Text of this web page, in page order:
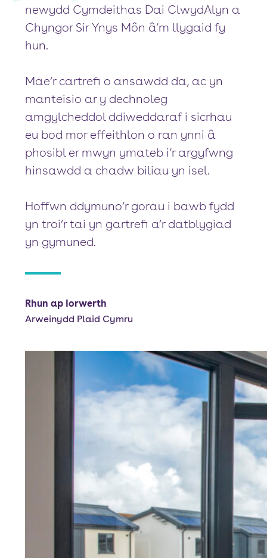
newydd Cymdeithas Dai ClwydAlyn a
Chyngor Sir Ynys Môn â’m llygaid fy
hun.
Mae’r cartrefi o ansawdd da, ac yn
manteisio ar y dechnoleg
amgylcheddol ddiweddaraf i sicrhau
eu bod mor effeithlon o ran ynni â
phosibl er mwyn ymateb i’r argyfwng
hinsawdd a chadw biliau yn isel.
Hoffwn ddymuno’r gorau i bawb fydd
yn troi’r tai yn gartrefi a’r datblygiad
yn gymuned.
Rhun ap Iorwerth
Arweinydd Plaid Cymru